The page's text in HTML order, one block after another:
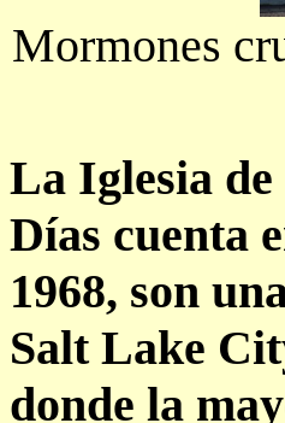
Mormones
La Iglesia de
Días cuenta
1968, son
Salt Lake
donde la